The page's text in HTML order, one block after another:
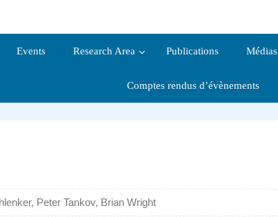
Events Research Area Publications Médias
Comptes rendus d’évènements
Peter Tankov, Brian Wright